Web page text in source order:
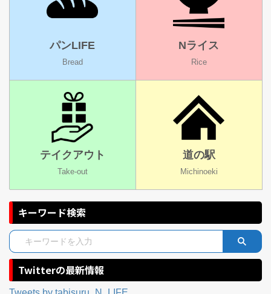
パンLIFE
Bread
Nライス
Rice
テイクアウト
Take-out
道の駅
Michinoeki
キーワード検索
Twitterの最新情報